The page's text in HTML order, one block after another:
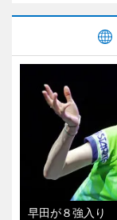
早田が８強入り